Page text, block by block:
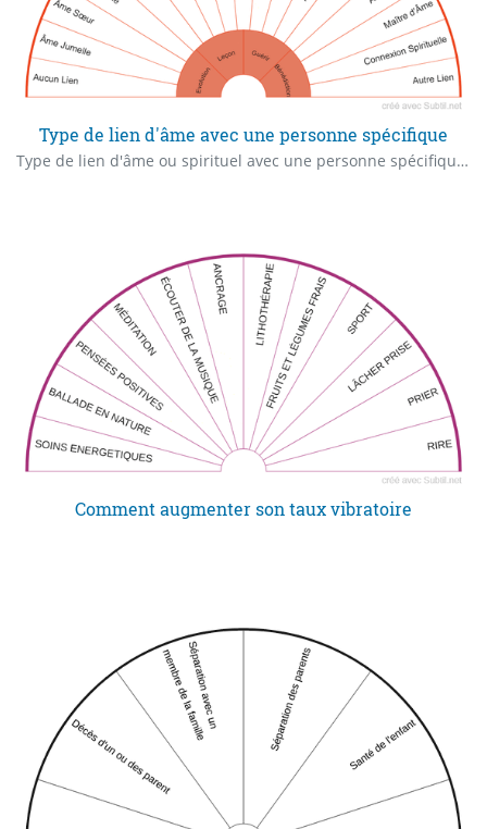
Type de lien d'âme avec une personne spécifique
Type de lien d'âme ou spirituel avec une personne spécifique & apport dans cette incarnation
Comment augmenter son taux vibratoire